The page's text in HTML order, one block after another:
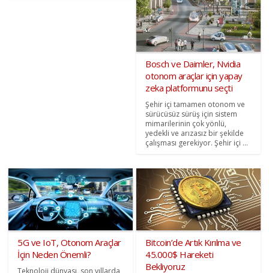
Bosch ve Daimler, Nvidia
otonom araçlar için yapay
zeka platformunu seçti
Şehir içi tamamen otonom ve
sürücüsüz sürüş için sistem
mimarilerinin çok yönlü,
yedekli ve arızasız bir şekilde
çalışması gerekiyor. Şehir içi ...
5G ve IoT, Otonom Araçlar
İçin Neden Önemli?
Teknoloji dünyası, son yıllarda
Bitcoin’de Artık Kırılma ve
45.000$ Hareketi
Bekliyoruz